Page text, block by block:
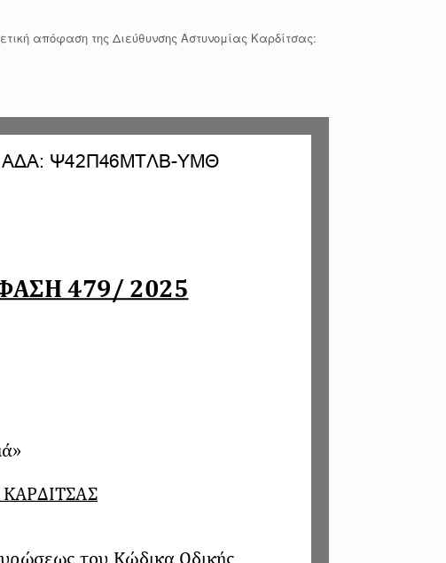
απόφαση της Διεύθυνσης Αστυνομίας Καρδίτσας: